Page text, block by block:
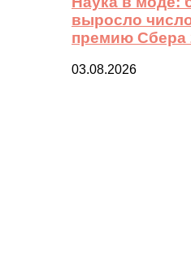
выросло
премию Сбера
03.08.2026